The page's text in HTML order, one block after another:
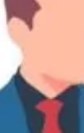
dışı aramasın.
45 yaşında,
ayrılmış bir
sıkıntım yok.